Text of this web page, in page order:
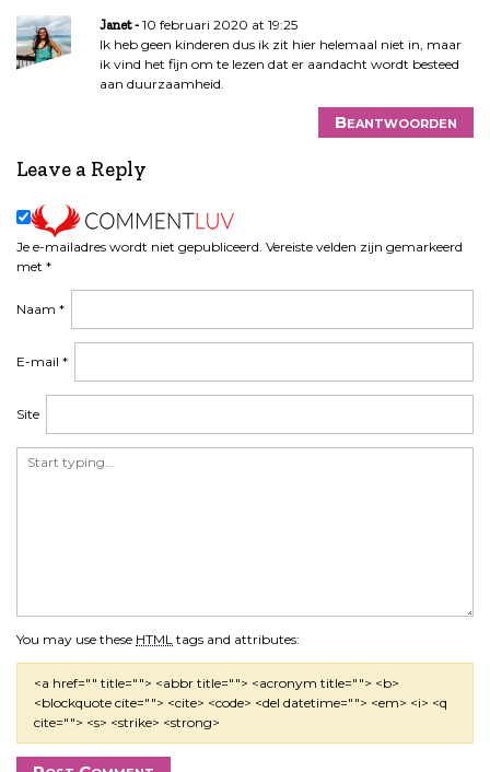
Janet
10 februari 2020 at 19:25
Ik heb geen kinderen dus ik zit hier helemaal niet in, maar
ik vind het fijn om te lezen dat er aandacht wordt besteed
aan duurzaamheid.
Beantwoorden
Leave a Reply
Je e-mailadres wordt niet gepubliceerd. Vereiste velden zijn gemarkeerd
met *
You may use these HTML tags and attributes:
<a href="" title=""> <abbr title=""> <acronym title=""> <b>
<blockquote cite=""> <cite> <code> <del datetime=""> <em> <i> <q
cite=""> <s> <strike> <strong>
Naam *
E-mail *
Site